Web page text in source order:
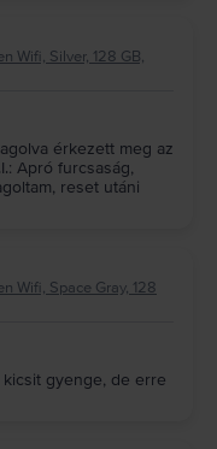
Wifi, Silver, 128 GB,
érkezett meg az
Apró furcsaság,
reset utáni
Wifi, Space Gray, 128
gyenge, de erre